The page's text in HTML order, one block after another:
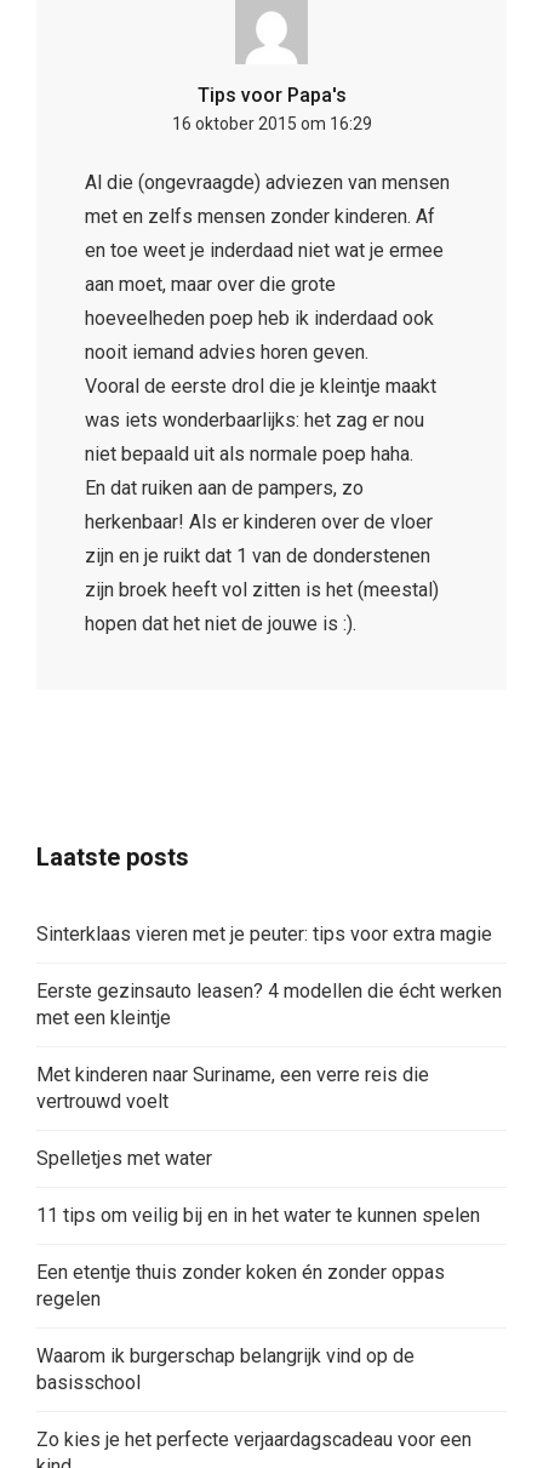
Tips voor Papa's
16 oktober 2015 om 16:29
Al die (ongevraagde) adviezen van mensen
met en zelfs mensen zonder kinderen. Af
en toe weet je inderdaad niet wat je ermee
aan moet, maar over die grote
hoeveelheden poep heb ik inderdaad ook
nooit iemand advies horen geven.
Vooral de eerste drol die je kleintje maakt
was iets wonderbaarlijks: het zag er nou
niet bepaald uit als normale poep haha.
En dat ruiken aan de pampers, zo
herkenbaar! Als er kinderen over de vloer
zijn en je ruikt dat 1 van de donderstenen
zijn broek heeft vol zitten is het (meestal)
hopen dat het niet de jouwe is :).
Laatste posts
Sinterklaas vieren met je peuter: tips voor extra magie
Eerste gezinsauto leasen? 4 modellen die écht werken
met een kleintje
Met kinderen naar Suriname, een verre reis die
vertrouwd voelt
Spelletjes met water
11 tips om veilig bij en in het water te kunnen spelen
Een etentje thuis zonder koken én zonder oppas
regelen
Waarom ik burgerschap belangrijk vind op de
basisschool
Zo kies je het perfecte verjaardagscadeau voor een